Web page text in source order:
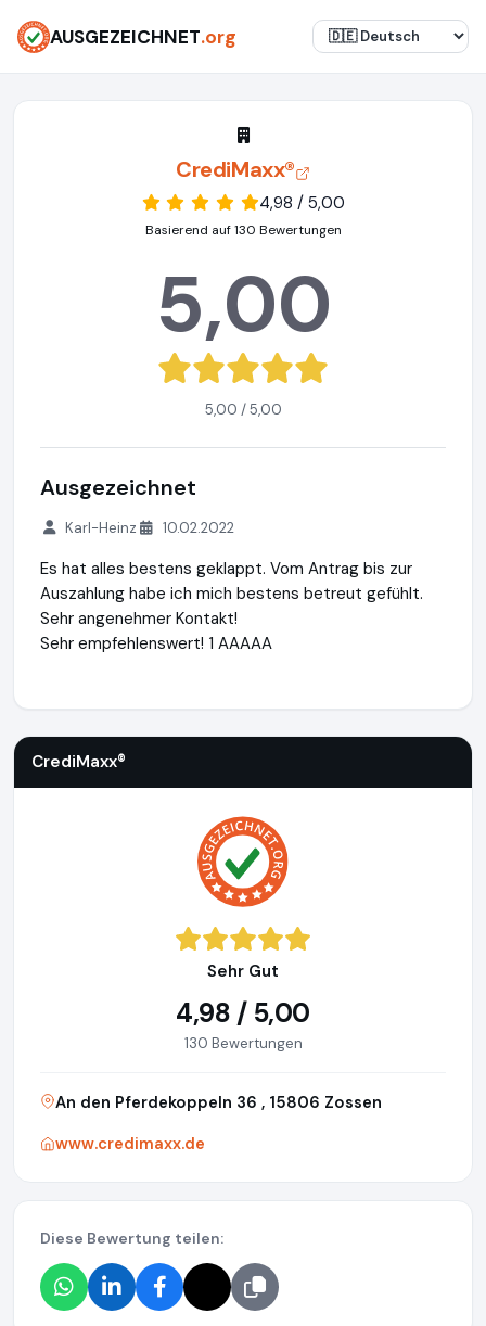
AUSGEZEICHNET.org
CrediMaxx®
4,98 / 5,00
Basierend auf 130 Bewertungen
5,00
5,00 / 5,00
Ausgezeichnet
Karl-Heinz 10.02.2022
Es hat alles bestens geklappt. Vom Antrag bis zur
Auszahlung habe ich mich bestens betreut gefühlt.
Sehr angenehmer Kontakt!
Sehr empfehlenswert! 1 AAAAA
CrediMaxx®
Sehr Gut
4,98 / 5,00
130 Bewertungen
An den Pferdekoppeln 36 , 15806 Zossen
www.credimaxx.de
Diese Bewertung teilen: